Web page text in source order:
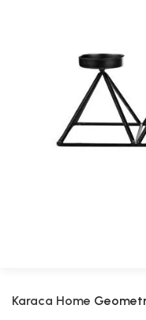
Karaca Home